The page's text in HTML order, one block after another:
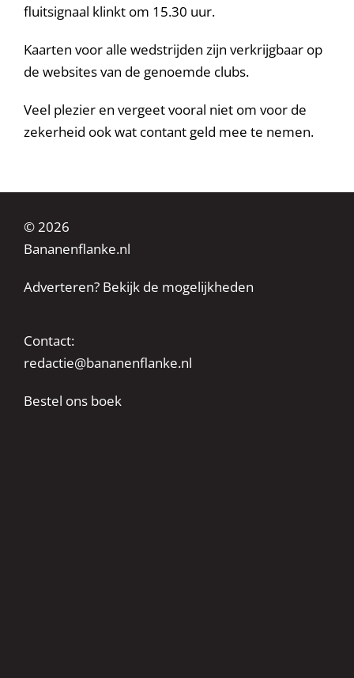
fluitsignaal klinkt om 15.30 uur.
Kaarten voor alle wedstrijden zijn verkrijgbaar op
de websites van de genoemde clubs.
Veel plezier en vergeet vooral niet om voor de
zekerheid ook wat contant geld mee te nemen.
© 2026
Bananenflanke.nl
Adverteren? Bekijk de mogelijkheden
Contact:
redactie@bananenflanke.nl
Bestel ons boek